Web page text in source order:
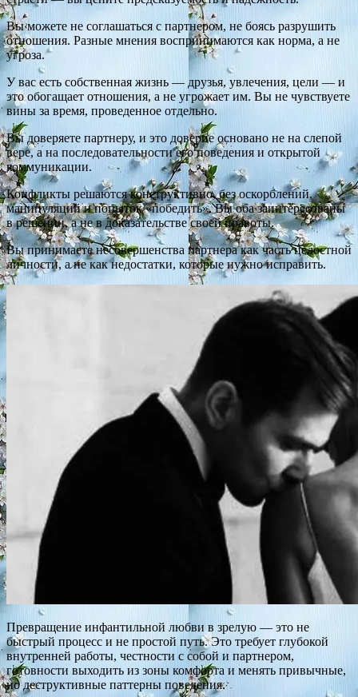
Вы можете не соглашаться с партнером, не боясь разрушить
отношения. Разные мнения воспринимаются как норма, а не
угроза.
У вас есть собственная жизнь — друзья, увлечения, цели — и
это обогащает отношения, а не угрожает им. Вы не чувствуете
вины за время, проведенное отдельно.
Вы доверяете партнеру, и это доверие основано не на слепой
вере, а на последовательности его поведения и открытой
коммуникации.
Конфликты решаются конструктивно, без оскорблений,
манипуляций и попыток «победить». Вы оба заинтересованы
в решении, а не в доказательстве своей правоты.
Вы принимаете несовершенства партнера как часть целостной
личности, а не как недостатки, которые нужно исправить.
Превращение инфантильной любви в зрелую — это не
быстрый процесс и не простой путь. Это требует глубокой
внутренней работы, честности с собой и партнером,
готовности выходить из зоны комфорта и менять привычные,
но деструктивные паттерны поведения.